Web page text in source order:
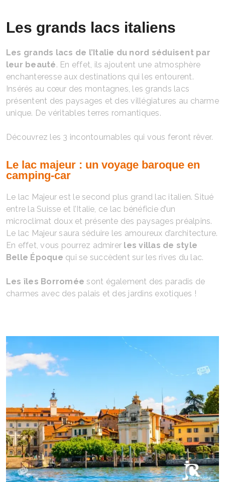
Les grands lacs italiens
Les grands lacs de l’Italie du nord séduisent par
leur beauté. En effet, ils ajoutent une atmosphère
enchanteresse aux destinations qui les entourent.
Insérés au cœur des montagnes, les grands lacs
présentent des paysages et des villégiatures au charme
unique. De véritables terres romantiques.
Découvrez les 3 incontournables qui vous feront rêver.
Le lac majeur : un voyage baroque en
camping-car
Le lac Majeur est le second plus grand lac italien. Situé
entre la Suisse et l’Italie, ce lac bénéficie d’un
microclimat doux et présente des paysages préalpins.
Le lac Majeur saura séduire les amoureux d’architecture.
En effet, vous pourrez admirer les villas de style
Belle Époque qui se succèdent sur les rives du lac.
Les îles Borromée sont également des paradis de
charmes avec des palais et des jardins exotiques !